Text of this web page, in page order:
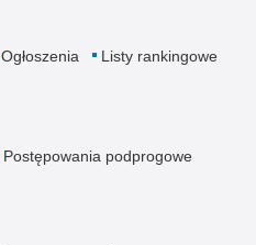
Ogłoszenia
Listy rankingowe
Postępowania podprogowe